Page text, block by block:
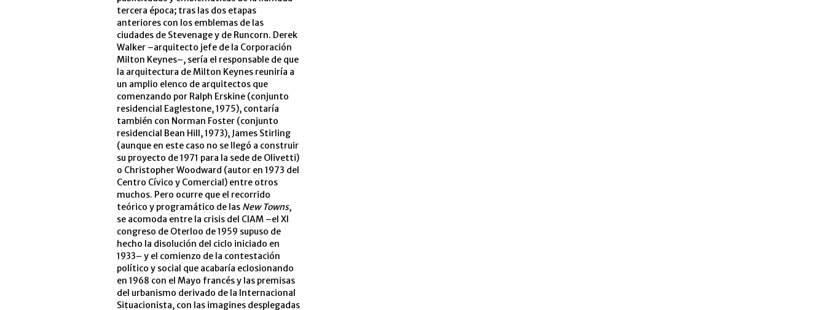
tercera época; tras las dos etapas
anteriores con los emblemas de las
ciudades de Stevenage y de Runcorn. Derek
Walker –arquitecto jefe de la Corporación
Milton Keynes–, sería el responsable de que
la arquitectura de Milton Keynes reuniría a
un amplio elenco de arquitectos que
comenzando por Ralph Erskine (conjunto
residencial Eaglestone, 1975), contaría
también con Norman Foster (conjunto
residencial Bean Hill, 1973), James Stirling
(aunque en este caso no se llegó a construir
su proyecto de 1971 para la sede de Olivetti)
o Christopher Woodward (autor en 1973 del
Centro Cívico y Comercial) entre otros
muchos. Pero ocurre que el recorrido
teórico y programático de las New Towns,
se acomoda entre la crisis del CIAM –el XI
congreso de Oterloo de 1959 supuso de
hecho la disolución del ciclo iniciado en
1933– y el comienzo de la contestación
político y social que acabaría eclosionando
en 1968 con el Mayo francés y las premisas
del urbanismo derivado de la Internacional
Situacionista, con las imagines desplegadas